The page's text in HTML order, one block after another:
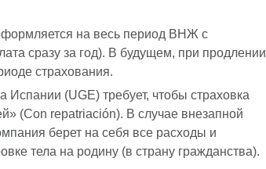
на весь период ВНЖ с
сразу за год). В будущем, при продлении
страхования.
Испании (UGE) требует, чтобы страховка
(Con repatriación). В случае внезапной
берет на себя все расходы и
тела на родину (в страну гражданства).